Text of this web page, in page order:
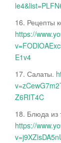
16. Рецепты
https://
E1v4
17. Салаты.
Z6RIT4C
18. Блюда из
https://